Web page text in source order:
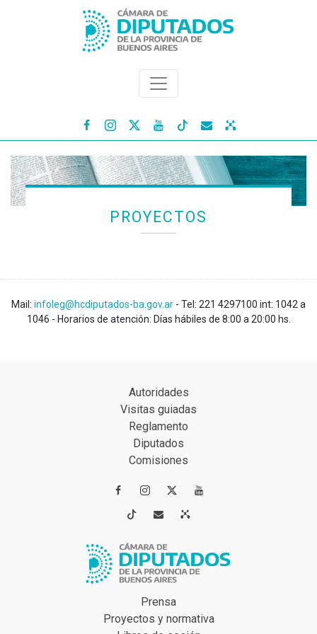
   
PROYECTOS
Mail: infoleg@hcdiputados-ba.gov.ar - Tel: 221 4297100 int: 1042 a
1046 - Horarios de atención: Días hábiles de 8:00 a 20:00 hs.
Autoridades
Visitas guiadas
Reglamento
Diputados
Comisiones
 
 
Prensa
Proyectos y normativa